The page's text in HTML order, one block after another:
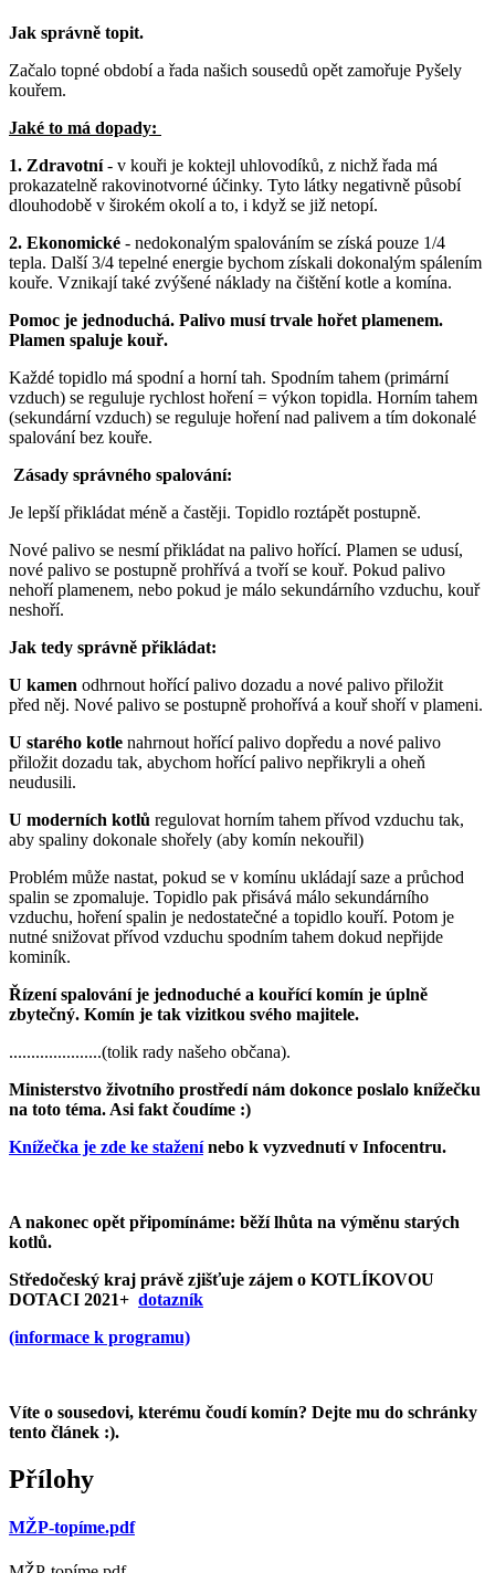
Jak správně topit.
Začalo topné období a řada našich sousedů opět zamořuje Pyšely
kouřem.
Jaké to má dopady:
1. Zdravotní- v kouři je koktejl uhlovodíků, z nichž řada má
prokazatelně rakovinotvorné účinky. Tyto látky negativně působí
dlouhodobě v širokém okolí a to, i když se již netopí.
2. Ekonomické - nedokonalým spalováním se získá pouze 1/4
tepla. Další 3/4 tepelné energie bychom získali dokonalým spálením
kouře. Vznikají také zvýšené náklady na čištění kotle a komína.
Pomoc je jednoduchá. Palivo musí trvale hořet plamenem.
Plamen spaluje kouř.
Každé topidlo má spodní a horní tah. Spodním tahem (primární
vzduch) se reguluje rychlost hoření = výkon topidla. Horním tahem
(sekundární vzduch) se reguluje hoření nad palivem a tím dokonalé
spalování bez kouře.
Zásady správného spalování:
Je lepší přikládat méně a častěji. Topidlo roztápět postupně.
Nové palivo se nesmí přikládat na palivo hořící. Plamen se udusí,
nové palivo se postupně prohřívá a tvoří se kouř. Pokud palivo
nehoří plamenem, nebo pokud je málo sekundárního vzduchu, kouř
neshoří.
Jak tedy správně přikládat:
U kamen odhrnout hořící palivo dozadu a nové palivo přiložit
před něj. Nové palivo se postupně prohořívá a kouř shoří v plameni.
U starého kotle nahrnout hořící palivo dopředu a nové palivo
přiložit dozadu tak, abychom hořící palivo nepřikryli a oheň
neudusili.
U moderních kotlů regulovat horním tahem přívod vzduchu tak,
aby spaliny dokonale shořely (aby komín nekouřil)
Problém může nastat, pokud se v komínu ukládají saze a průchod
spalin se zpomaluje. Topidlo pak přisává málo sekundárního
vzduchu, hoření spalin je nedostatečné a topidlo kouří. Potom je
nutné snižovat přívod vzduchu spodním tahem dokud nepřijde
kominík.
Řízení spalování je jednoduché a kouřící komín je úplně
zbytečný. Komín je tak vizitkou svého majitele.
.....................(tolik rady našeho občana).
Ministerstvo životního prostředí nám dokonce poslalo knížečku
na toto téma. Asi fakt čoudíme :)
Knížečka je zde ke staženínebo k vyzvednutí v Infocentru.
A nakonec opět připomínáme: běží lhůta na výměnu starých
kotlů.
Středočeský kraj právě zjišťuje zájem o KOTLÍKOVOU
DOTACI 2021+ dotazník
(informace k programu)
Víte o sousedovi, kterému čoudí komín? Dejte mu do schránky
tento článek :).
Přílohy
MŽP-topíme.pdf